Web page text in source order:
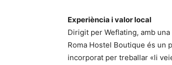
Experiència i valor local
Dirigit per Weflating, amb
Roma Hostel Boutique és un
incorporat per treballar «li